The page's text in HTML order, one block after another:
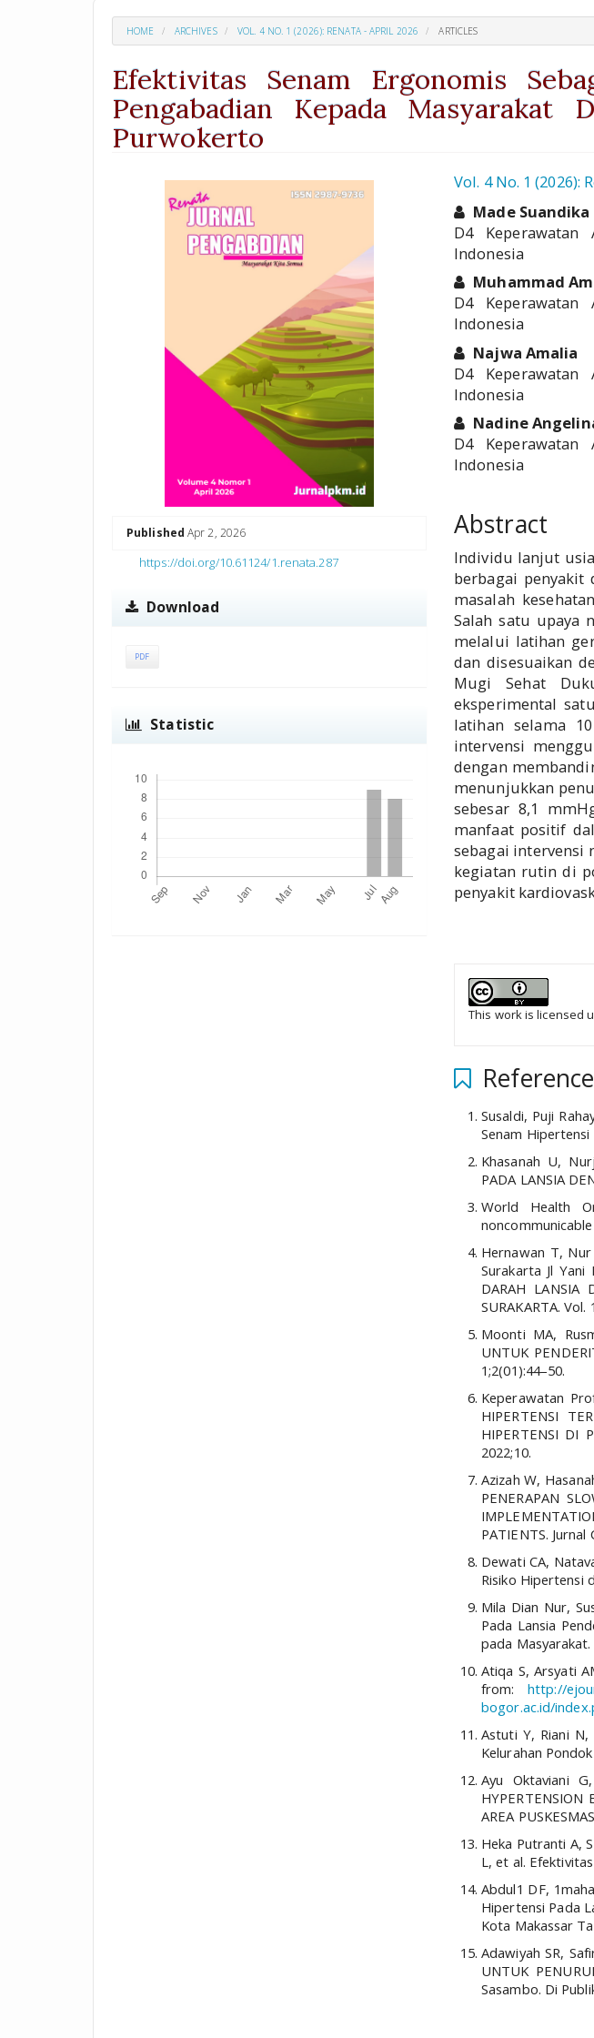
HOME ARCHIVES VOL. 4 NO. 1 (2026): RENATA - APRIL 2026 ARTICLES
Efektivitas Senam Ergonomis
Pengabadian Kepada
Purwokerto
Published Apr 2, 2026
https://doi.org/10.61124/1.renata.287
Download
PDF
Statistic
Vol. 4 No. 1 (2026):
Made Suandika
D4 Keperawatan
Indonesia
Muhammad
D4 Keperawatan
Indonesia
Najwa Amalia
D4 Keperawatan
Indonesia
Nadine
D4 Keperawatan
Indonesia
Abstract
Individu lanjut
berbagai penyakit
masalah
Salah satu upaya
melalui latihan
dan disesuaikan
Mugi Sehat
eksperimental
latihan selama
intervensi
dengan
menunjukkan
sebesar 8,1
manfaat positif
sebagai intervensi
kegiatan rutin di
penyakit
This work is licensed
Susaldi, Puji
Senam
Khasanah U,
PADA LANSIA
World Health
Hernawan T,
Surakarta Jl Yani
DARAH LANSIA
SURAKARTA. Vol.
Moonti MA,
UNTUK
1;2(01):44–50.
Keperawatan
HIPERTENSI
HIPERTENSI DI
2022;10.
Azizah W,
PENERAPAN
PATIENTS. Jurnal
Dewati CA,
Risiko Hipertensi
Mila Dian Nur,
Pada Lansia
pada Masyarakat.
Atiqa S, Arsyati
from: http://
bogor.ac.id/
Astuti Y, Riani N,
Kelurahan
Ayu Oktaviani
HYPERTENSION
AREA
Heka Putranti A,
L, et al.
Abdul1 DF,
Hipertensi Pada
Kota Makassar
Adawiyah SR,
UNTUK
Sasambo. Di